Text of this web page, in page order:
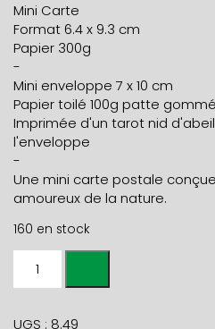
Mini Carte
Format 6.4 x 9.3 cm
Papier 300g
-
Mini enveloppe 7 x 10 cm
Papier toilé 100g patte
Imprimée d'un tarot nid
l'enveloppe
-
Une mini carte postale
amoureux de la nature.
160 en stock
UGS : 8.49